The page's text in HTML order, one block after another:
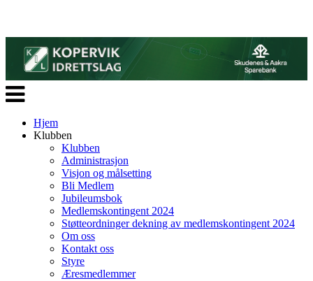
Veksle
navigasjon
Hjem
Klubben
Klubben
Administrasjon
Visjon og målsetting
Bli Medlem
Jubileumsbok
Medlemskontingent 2024
Støtteordninger dekning av medlemskontingent 2024
Om oss
Kontakt oss
Styre
Æresmedlemmer